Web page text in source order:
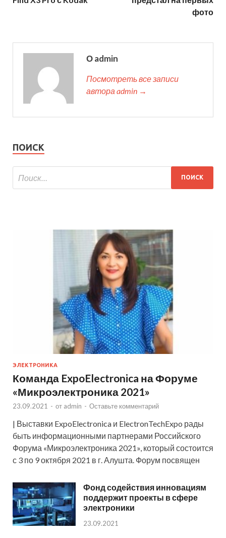
фото
О admin
Посмотреть все записи
автора admin →
ПОИСК
ЭЛЕКТРОНИКА
Команда ExpoElectronica на Форуме
«Микроэлектроника 2021»
23.09.2021 - от admin - Оставьте комментарий
| Выставки ExpoElectronica и ElectronTechExpo рады
быть информационными партнерами Российского
Форума «Микроэлектроника 2021», который состоится
с 3 по 9 октября 2021 в г. Алушта. Форум посвящен
Фонд содействия инновациям
поддержит проекты в сфере
электроники
23.09.2021